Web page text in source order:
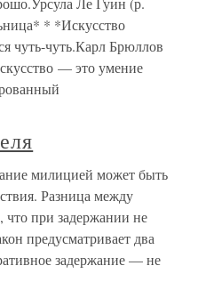
* *Искусство
чуть-чуть.Карл Брюллов
— это умение
милицией может быть
Разница между
что при задержании не
предусматривает два
задержание — не